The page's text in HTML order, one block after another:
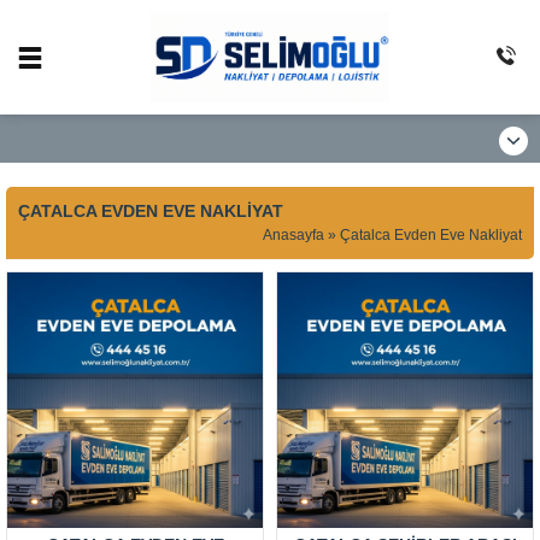
ÇATALCA EVDEN EVE NAKLIYAT
Anasayfa » Çatalca Evden Eve Nakliyat